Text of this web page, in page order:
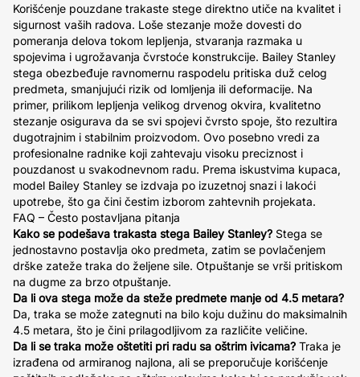
Korišćenje pouzdane trakaste stege direktno utiče na kvalitet i
sigurnost vaših radova. Loše stezanje može dovesti do
pomeranja delova tokom lepljenja, stvaranja razmaka u
spojevima i ugrožavanja čvrstoće konstrukcije. Bailey Stanley
stega obezbeđuje ravnomernu raspodelu pritiska duž celog
predmeta, smanjujući rizik od lomljenja ili deformacije. Na
primer, prilikom lepljenja velikog drvenog okvira, kvalitetno
stezanje osigurava da se svi spojevi čvrsto spoje, što rezultira
dugotrajnim i stabilnim proizvodom. Ovo posebno vredi za
profesionalne radnike koji zahtevaju visoku preciznost i
pouzdanost u svakodnevnom radu. Prema iskustvima kupaca,
model Bailey Stanley se izdvaja po izuzetnoj snazi i lakoći
upotrebe, što ga čini čestim izborom zahtevnih projekata.
FAQ – Često postavljana pitanja
Kako se podešava trakasta stega Bailey Stanley? Stega se
jednostavno postavlja oko predmeta, zatim se povlačenjem
drške zateže traka do željene sile. Otpuštanje se vrši pritiskom
na dugme za brzo otpuštanje.
Da li ova stega može da steže predmete manje od 4.5 metara?
Da, traka se može zategnuti na bilo koju dužinu do maksimalnih
4.5 metara, što je čini prilagodljivom za različite veličine.
Da li se traka može oštetiti pri radu sa oštrim ivicama? Traka je
izrađena od armiranog najlona, ali se preporučuje korišćenje